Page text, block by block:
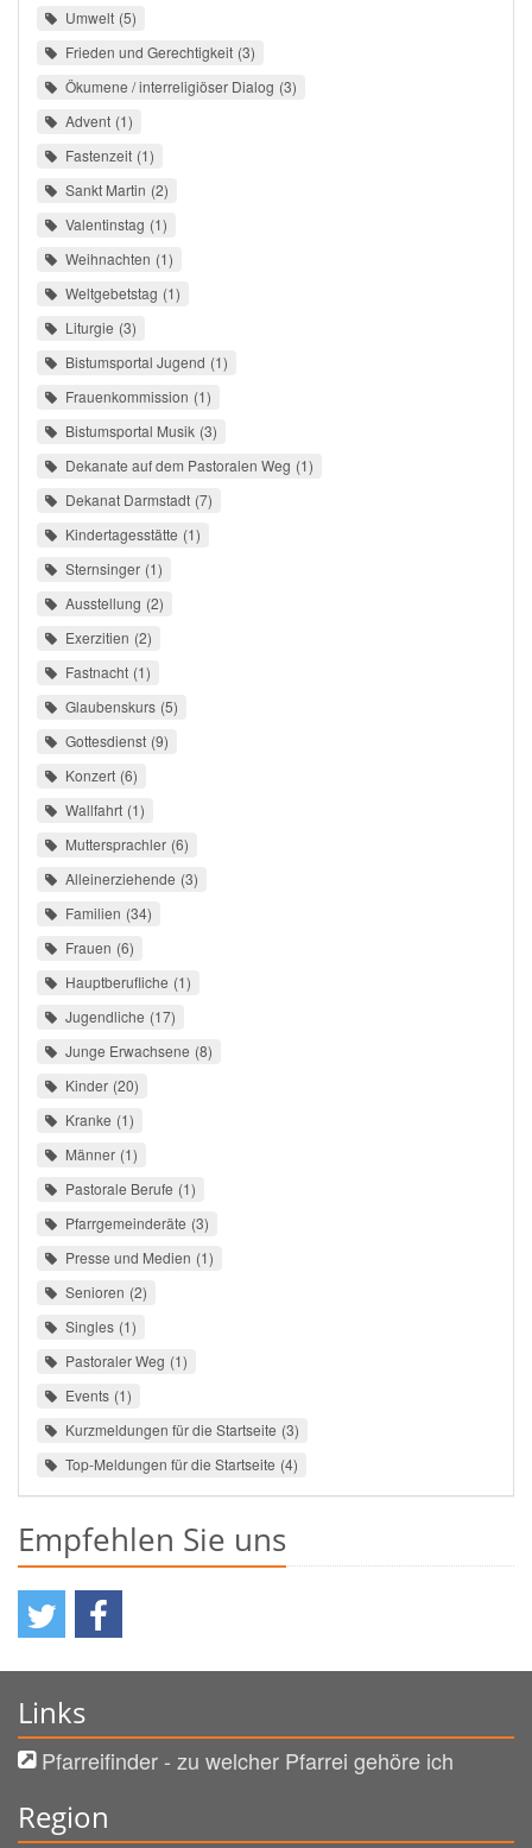
Umwelt 5
Frieden und Gerechtigkeit 3
Ökumene / interreligiöser Dialog 3
Advent 1
Fastenzeit 1
Sankt Martin 2
Valentinstag 1
Weihnachten 1
Weltgebetstag 1
Liturgie 3
Bistumsportal Jugend 1
Frauenkommission 1
Bistumsportal Musik 3
Dekanate auf dem Pastoralen Weg 1
Dekanat Darmstadt 7
Kindertagesstätte 1
Sternsinger 1
Ausstellung 2
Exerzitien 2
Fastnacht 1
Glaubenskurs 5
Gottesdienst 9
Konzert 6
Wallfahrt 1
Muttersprachler 6
Alleinerziehende 3
Familien 34
Frauen 6
Hauptberufliche 1
Jugendliche 17
Junge Erwachsene 8
Kinder 20
Kranke 1
Männer 1
Pastorale Berufe 1
Pfarrgemeinderäte 3
Presse und Medien 1
Senioren 2
Singles 1
Pastoraler Weg 1
Events 1
Kurzmeldungen für die Startseite 3
Top-Meldungen für die Startseite 4
Empfehlen Sie uns
Links
Pfarreifinder - zu welcher Pfarrei gehöre ich
Region